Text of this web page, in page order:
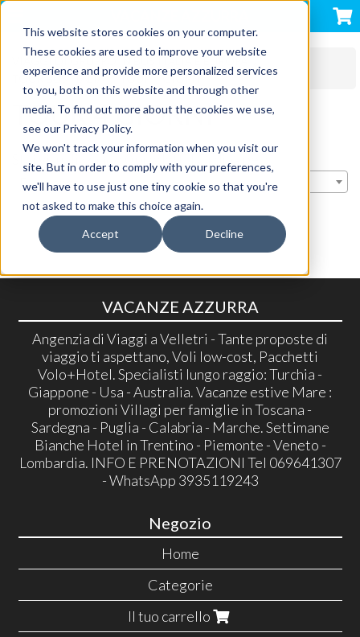
This website stores cookies on your computer.
These cookies are used to improve your website
experience and provide more personalized services
to you, both on this website and through other
media. To find out more about the cookies we use,
see our Privacy Policy.
We won't track your information when you visit our
site. But in order to comply with your preferences,
we'll have to use just one tiny cookie so that you're
not asked to make this choice again.
Accept Decline
VIAGGI DI GRUPPO IN BUS ITALIA E EUROPA
TOUR BUS ITALIA
TOUR 4 GIORNI
TOUR 4 GIORNI
Stai visualizzando 0 prodotti | Ordina per:
Rilevanza
VACANZE AZZURRA
Angenzia di Viaggi a Velletri - Tante proposte di
viaggio ti aspettano, Voli low-cost, Pacchetti
Volo+Hotel. Specialisti lungo raggio: Turchia -
Giappone - Usa - Australia. Vacanze estive Mare :
promozioni Villagi per famiglie in Toscana -
Sardegna - Puglia - Calabria - Marche. Settimane
Bianche Hotel in Trentino - Piemonte - Veneto -
Lombardia. INFO E PRENOTAZIONI Tel 069641307
- WhatsApp 3935119243
Negozio
Home
Categorie
Il tuo carrello